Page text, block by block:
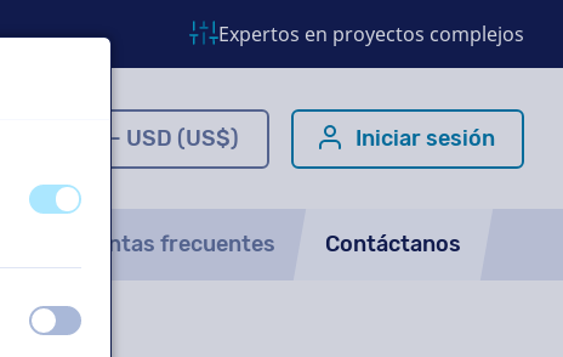
Expertos en proyectos complejos
ES - USD (US$) Iniciar sesión
Preguntas frecuentes Contáctanos
apagado
encendido
apagado
encendido